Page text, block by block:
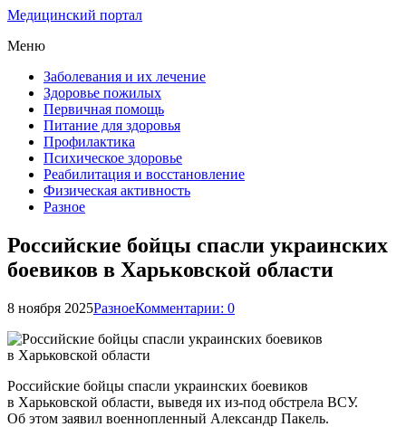
Медицинский портал
Меню
Заболевания и их лечение
Здоровье пожилых
Первичная помощь
Питание для здоровья
Профилактика
Психическое здоровье
Реабилитация и восстановление
Физическая активность
Разное
Российские бойцы спасли украинских
боевиков в Харьковской области
8 ноября 2025РазноеКомментарии: 0
Российские бойцы спасли украинских боевиков
в Харьковской области, выведя их из-под обстрела ВСУ.
Об этом заявил военнопленный Александр Пакель.